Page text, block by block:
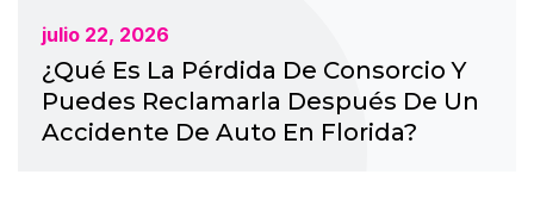
julio 22, 2026
¿Qué Es La Pérdida De Consorcio Y
Puedes Reclamarla Después De Un
Accidente De Auto En Florida?